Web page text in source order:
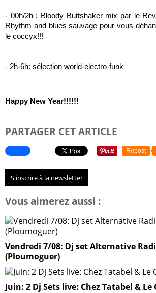
- 00h/2h : Bloody Buttshaker mix par le
Rhythm and blues sauvage pour vous
le coccyx!!!
- 2h-6h: sélection world-electro-funk
Happy New Year!!!!!!
PARTAGER CET ARTICLE
Repost
S'inscrire à la newsletter
Vous aimerez aussi :
Vendredi 7/08: Dj set Alternative
(Ploumoguer)
Juin: 2 Dj Sets live: Chez Tatabel & Le